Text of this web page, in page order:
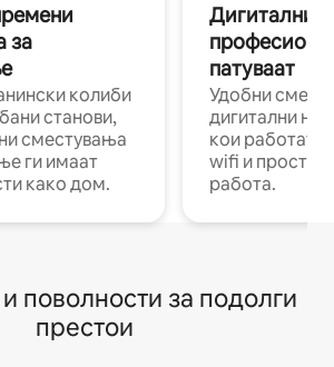
за
колиби
станови,
сместувања
ги имаат
како дом.
Дигитални
патуваат
Удобни
дигитални
кои работат
wifi и
работа.
поволности за подолги
престои